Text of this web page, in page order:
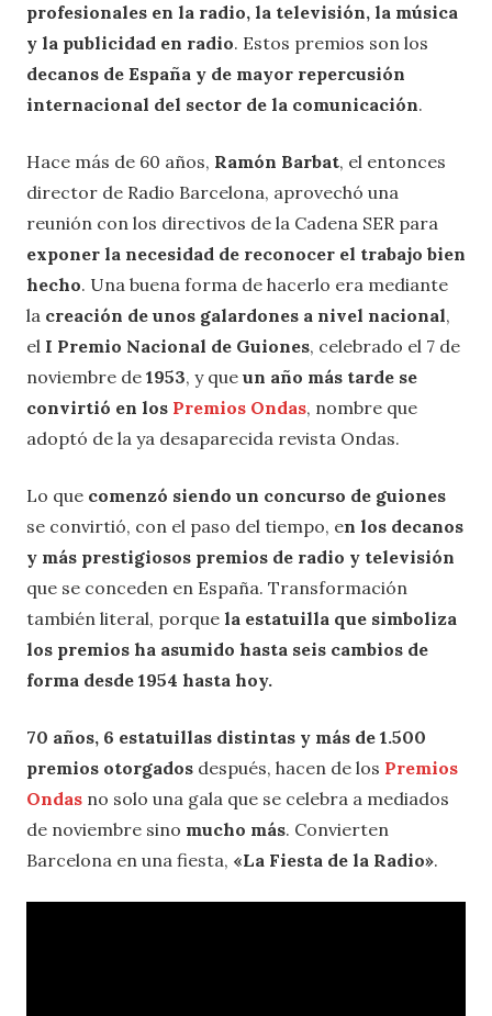
profesionales en la radio, la televisión, la música
y la publicidad en radio. Estos premios son los
decanos de España y de mayor repercusión
internacional del sector de la comunicación.
Hace más de 60 años, Ramón Barbat, el entonces
director de Radio Barcelona, aprovechó una
reunión con los directivos de la Cadena SER para
exponer la necesidad de reconocer el trabajo bien
hecho. Una buena forma de hacerlo era mediante
la creación de unos galardones a nivel nacional,
el I Premio Nacional de Guiones, celebrado el 7 de
noviembre de 1953, y que un año más tarde se
convirtió en los Premios Ondas, nombre que
adoptó de la ya desaparecida revista Ondas.
Lo que comenzó siendo un concurso de guiones
se convirtió, con el paso del tiempo, en los decanos
y más prestigiosos premios de radio y televisión
que se conceden en España. Transformación
también literal, porque la estatuilla que simboliza
los premios ha asumido hasta seis cambios de
forma desde 1954 hasta hoy.
70 años, 6 estatuillas distintas y más de 1.500
premios otorgados después, hacen de los Premios
Ondas no solo una gala que se celebra a mediados
de noviembre sino mucho más. Convierten
Barcelona en una fiesta, «La Fiesta de la Radio».